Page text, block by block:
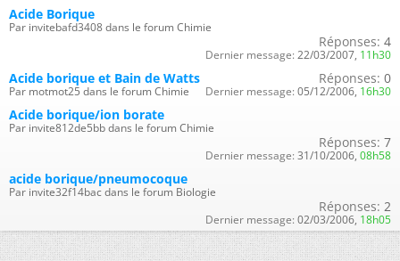
Acide Borique
Par invitebafd3408 dans le forum Chimie
Réponses: 4
Dernier message: 22/03/2007, 11h30
Acide borique et Bain de Watts
Par motmot25 dans le forum Chimie
Réponses: 0
Dernier message: 05/12/2006, 16h30
Acide borique/ion borate
Par invite812de5bb dans le forum Chimie
Réponses: 7
Dernier message: 31/10/2006, 08h58
acide borique/pneumocoque
Par invite32f14bac dans le forum Biologie
Réponses: 2
Dernier message: 02/03/2006, 18h05